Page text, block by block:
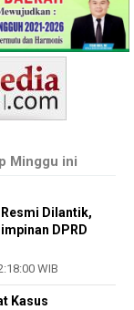
Minggu ini
Dilantik,
DPRD
WIB
Kasus